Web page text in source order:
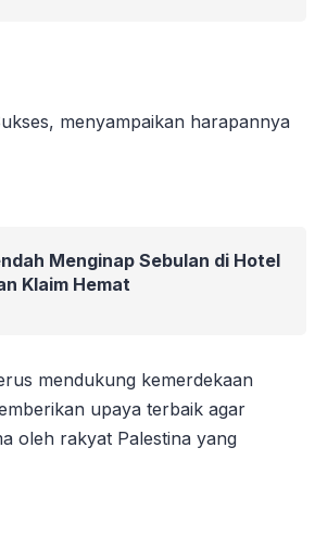
menyampaikan harapannya
Menginap Sebulan di Hotel
Klaim Hemat
mendukung kemerdekaan
upaya terbaik agar
oleh rakyat Palestina yang